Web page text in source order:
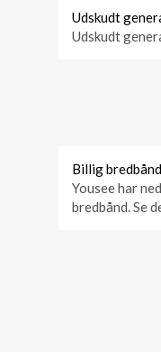
Udskudt
Udskudt
Billig bredbånd
Yousee har
bredbånd. Se